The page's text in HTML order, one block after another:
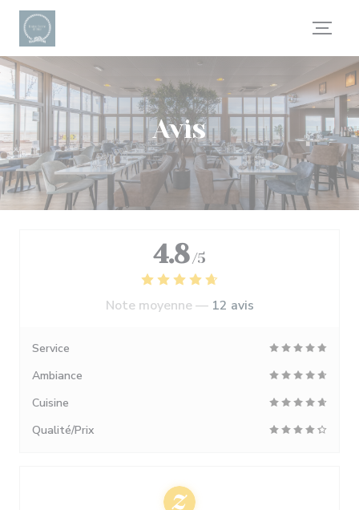
Personnalisation de vos choix en matière de cookies
Avis
4.8 /5
Note moyenne — 12 avis
Service
Ambiance
Cuisine
Qualité/Prix